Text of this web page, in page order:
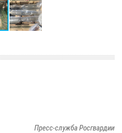
Пресс-служба Росгвардии